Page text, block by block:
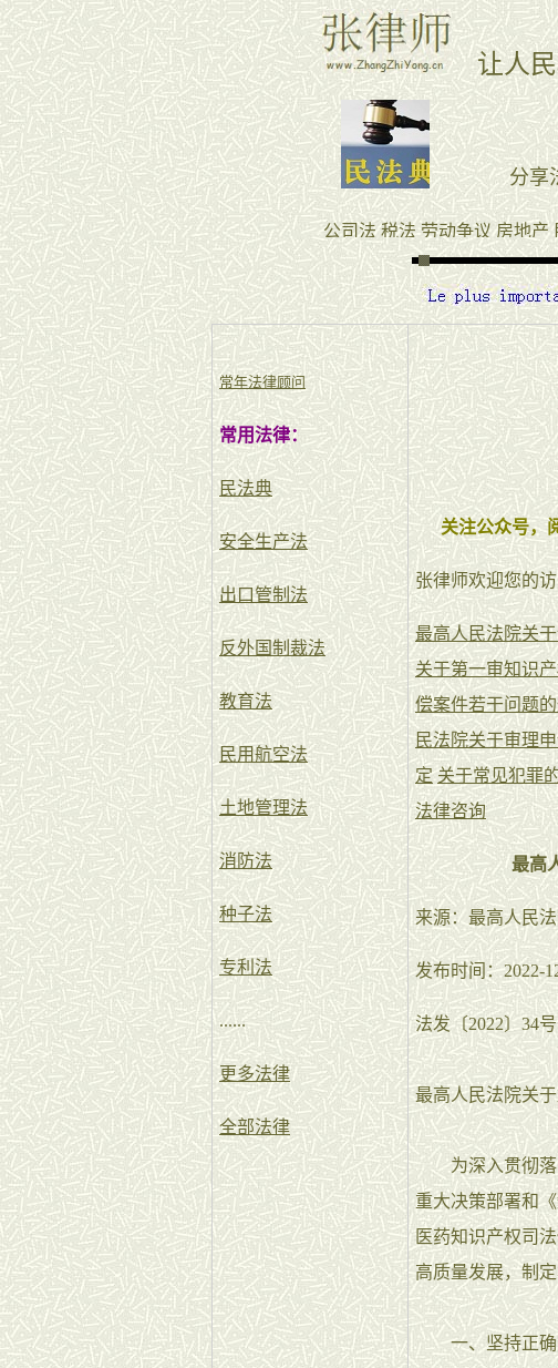
常年法律顾问
常用法律：
民法典
安全生产法
出口管制法
反外国制裁法
教育法
民用航空法
土地管理法
消防法
种子法
专利法
......
更多法律
全部法律
关注公众号，
张律师欢迎您的
最高人民法院关
关于第一审知识
偿案件若干问题
民法院关于审理
定 关于常见犯罪
法律咨询
最高
来源：最高人民
发布时间：2022-
法发〔2022〕34号
最高人民法院关
为深入贯彻落实
重大决策部署和
医药知识产权司
高质量发展，制
一、坚持正确方